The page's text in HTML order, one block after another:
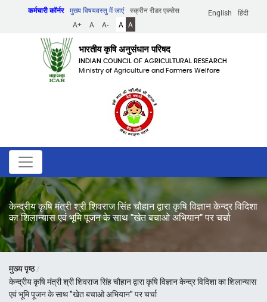
English हिंदी
कर्मचारी कॉर्नर मुख्य विषयवस्तु में जाएं
स्क्रीन रीडर एक्सेस
A+
A A- A A
भारतीय कृषि अनुसंधान परिषद
INDIAN COUNCIL OF AGRICULTURAL RESEARCH
Ministry of Agriculture and Farmers Welfare
केन्द्रीय कृषि मंत्री श्री शिवराज सिंह चौहान द्वारा कृषि विज्ञान केन्द्र विदिशा
का शिलान्यास एवं भूमि पूजन के साथ "खेत बचाओ अभियान" पर चर्चा
पग
चिन्ह
मुख्य पृष्ठ
केन्द्रीय कृषि मंत्री श्री शिवराज सिंह चौहान द्वारा कृषि विज्ञान केन्द्र विदिशा का शिलान्यास
एवं भूमि पूजन के साथ "खेत बचाओ अभियान" पर चर्चा